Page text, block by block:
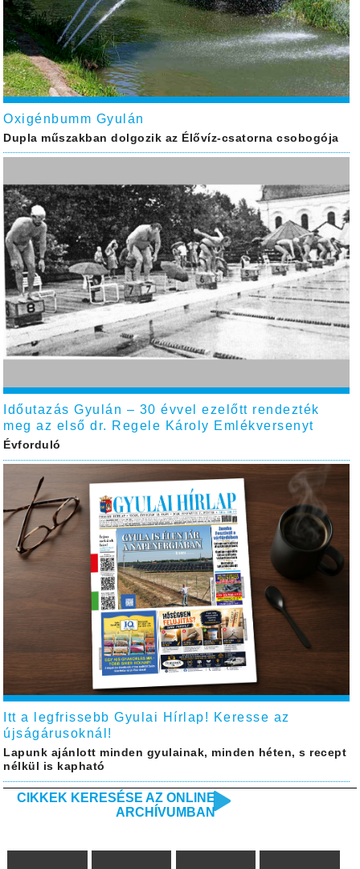
Oxigénbumm Gyulán
Dupla műszakban dolgozik az Élővíz-csatorna csobogója
Időutazás Gyulán – 30 évvel ezelőtt rendezték
meg az első dr. Regele Károly Emlékversenyt
Évforduló
Itt a legfrissebb Gyulai Hírlap! Keresse az
újságárusoknál!
Lapunk ajánlott minden gyulainak, minden héten, s recept
nélkül is kapható
CIKKEK KERESÉSE AZ ONLINE
ARCHÍVUMBAN